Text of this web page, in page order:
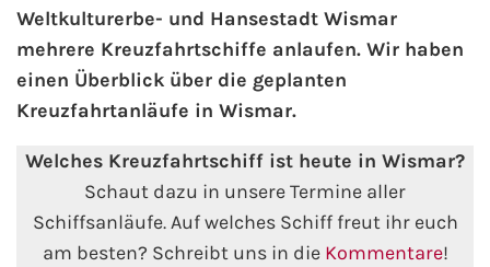
AIDA Kanaren & Madeira
AIDA Nordeuropa
AIDA Norwegen
AIDA Westeuropa
Weltkulturerbe- und Hansestadt Wismar
mehrere Kreuzfahrtschiffe anlaufen. Wir haben
einen Überblick über die geplanten
Kreuzfahrtanläufe in Wismar.
Welches Kreuzfahrtschiff ist heute in Wismar?
Schaut dazu in unsere Termine aller
Schiffsanläufe. Auf welches Schiff freut ihr euch
am besten? Schreibt uns in die Kommentare!